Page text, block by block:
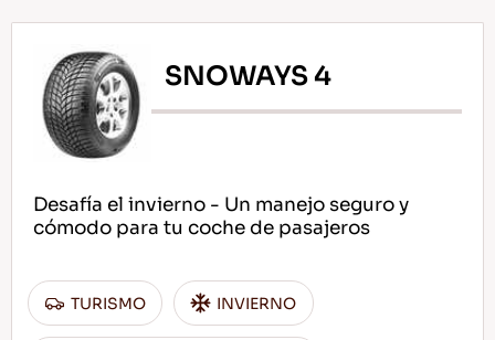
SNOWAYS 4
Desafía el invierno - Un manejo seguro y
cómodo para tu coche de pasajeros
TURISMO INVIERNO